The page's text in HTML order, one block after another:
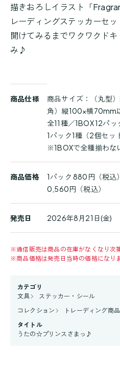
描きおろしイラスト「
レーディングステッカーセッ
開けてみるまでワクワクド
み♪
品
商品仕様
商品サイズ：（丸型
角）縦100×横70mm
全11種／1BOX 12パッ
1パック1種（2個セッ
※1BOXで全種揃わな
商品価格
1パック 880円（税込
0,560円（税込）
発売日 2026年8月21日(金)
※通信販売は商品の在庫がなくなり次
※商品価格は発売日当時の価格になり
カテゴリ
文具
ステッカー・シール
コレクション
トレーディング商品
タイトル
うたの☆プリンスさまっ♪